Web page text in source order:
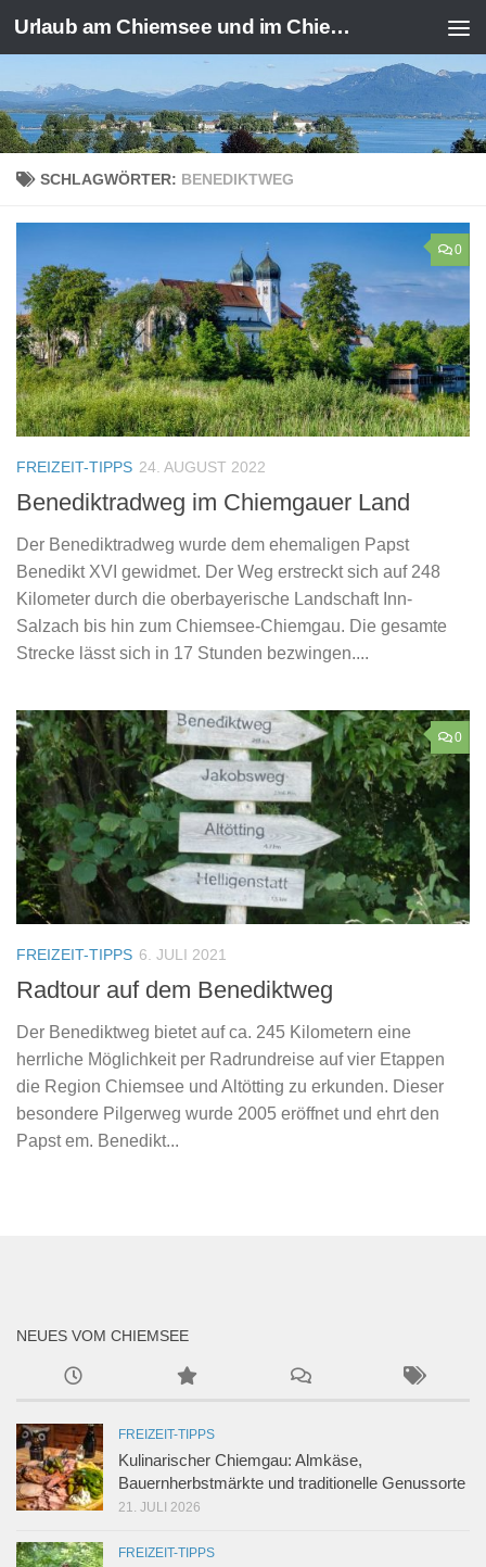
Zum Inhalt springen Urlaub am Chiemsee und im Chiemgau
SCHLAGWÖRTER: BENEDIKTWEG
0
FREIZEIT-TIPPS 24. AUGUST 2022
Benediktradweg im Chiemgauer Land
Der Benediktradweg wurde dem ehemaligen Papst
Benedikt XVI gewidmet. Der Weg erstreckt sich auf 248
Kilometer durch die oberbayerische Landschaft Inn-
Salzach bis hin zum Chiemsee-Chiemgau. Die gesamte
Strecke lässt sich in 17 Stunden bezwingen....
0
FREIZEIT-TIPPS 6. JULI 2021
Radtour auf dem Benediktweg
Der Benediktweg bietet auf ca. 245 Kilometern eine
herrliche Möglichkeit per Radrundreise auf vier Etappen
die Region Chiemsee und Altötting zu erkunden. Dieser
besondere Pilgerweg wurde 2005 eröffnet und ehrt den
Papst em. Benedikt...
NEUES VOM CHIEMSEE
FREIZEIT-TIPPS
Kulinarischer Chiemgau: Almkäse,
Bauernherbstmärkte und traditionelle Genussorte
21. JULI 2026
FREIZEIT-TIPPS